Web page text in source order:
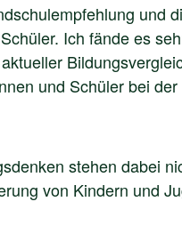
und
Ich fände es
und Schüler bei
stehen dabei
von Kindern und